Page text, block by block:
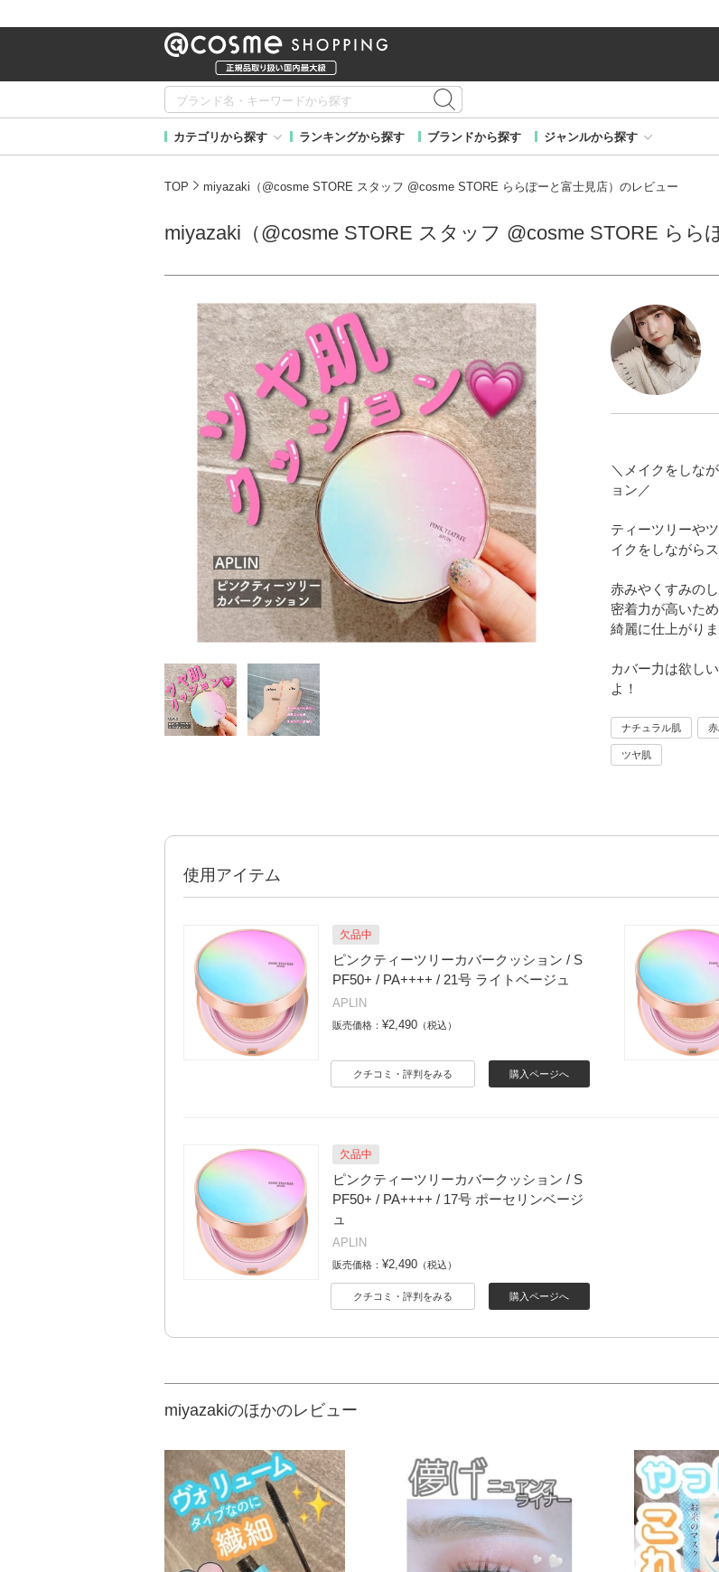
カテゴリから探す ランキングから探す ブランドから探す ジャンルから探す
TOP miyazaki（@cosme STORE スタッフ @cosme STORE ららぽーと富士見店）のレビュー
miyazaki（@cosme STORE スタッフ @cosme STORE らら
＼メイクをしな
ョン／
ティーツリーや
イクをしながら
赤みやくすみの
密着力が高いた
綺麗に仕上がりま
カバー力は欲し
よ！
ナチュラル肌
ツヤ肌
使用アイテム
欠品中
ピンクティーツリーカバークッション / S
PF50+ / PA++++ / 21号 ライトベージュ
APLIN
販売価格： ¥2,490 （税込）
購入ページへ
クチコミ・評判をみる
欠品中
ピンクティーツリーカバークッション / S
PF50+ / PA++++ / 17号 ポーセリンベージ
ュ
APLIN
販売価格： ¥2,490 （税込）
購入ページへ
クチコミ・評判をみる
miyazakiのほかのレビュー